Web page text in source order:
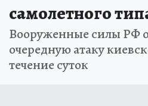
самолетного
Вооруженные силы РФ
очередную атаку
течение суток